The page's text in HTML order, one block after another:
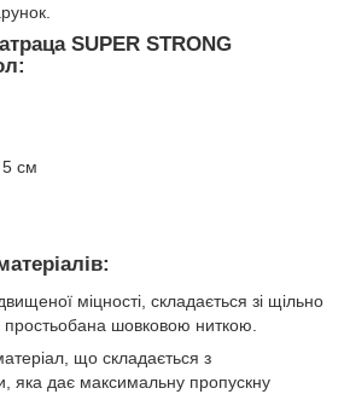
SUPER STRONG
5 см
міцності, складається зі щільно
простьобана шовковою ниткою.
що складається з
яка дає максимальну пропускну